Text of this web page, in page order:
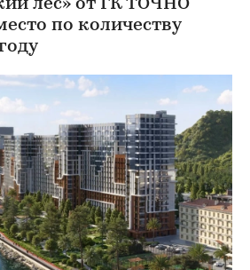
лес» от ГК ТОЧНО
по количеству